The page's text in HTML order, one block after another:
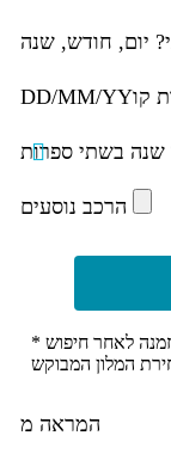
יום, חודש, שנה
DD/MM/YYקו
שנה בשתי ספרות
הרכב נוסעים
* ניתן להזמין חדרים נוספים ו/או להוסיף תינוקות להזמנה לאחר חיפוש
המראה מ